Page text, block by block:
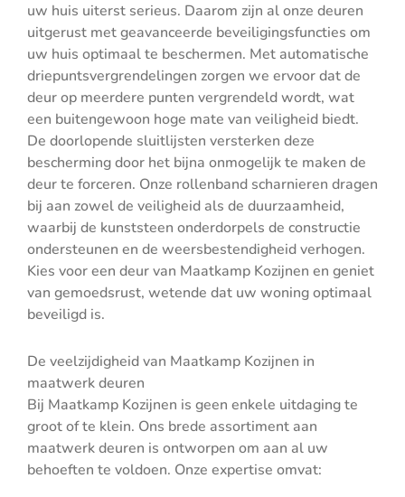
uw huis uiterst serieus. Daarom zijn al onze deuren
uitgerust met geavanceerde beveiligingsfuncties om
uw huis optimaal te beschermen. Met automatische
driepuntsvergrendelingen zorgen we ervoor dat de
deur op meerdere punten vergrendeld wordt, wat
een buitengewoon hoge mate van veiligheid biedt.
De doorlopende sluitlijsten versterken deze
bescherming door het bijna onmogelijk te maken de
deur te forceren. Onze rollenband scharnieren dragen
bij aan zowel de veiligheid als de duurzaamheid,
waarbij de kunststeen onderdorpels de constructie
ondersteunen en de weersbestendigheid verhogen.
Kies voor een deur van Maatkamp Kozijnen en geniet
van gemoedsrust, wetende dat uw woning optimaal
beveiligd is.
De veelzijdigheid van Maatkamp Kozijnen in
maatwerk deuren
Bij Maatkamp Kozijnen is geen enkele uitdaging te
groot of te klein. Ons brede assortiment aan
maatwerk deuren is ontworpen om aan al uw
behoeften te voldoen. Onze expertise omvat: